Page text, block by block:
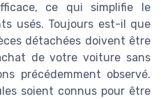
ce qui simplifie le
usés. Toujours est-il que
détachées doivent être
de votre voiture sans
précédemment observé.
soient connus pour être